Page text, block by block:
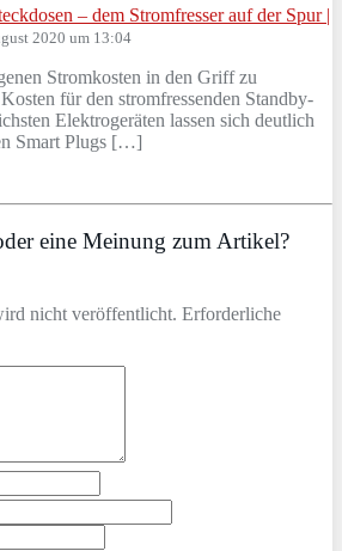
– dem Stromfresser auf der Spur |
2020 um 13:04
Stromkosten in den Griff zu
für den stromfressenden Standby-
Elektrogeräten lassen sich deutlich
Smart Plugs […]
eine Meinung zum Artikel?
nicht veröffentlicht. Erforderliche